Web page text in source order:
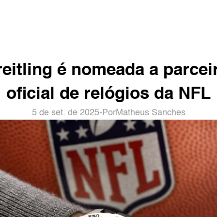
é nomeada a
oficial de relógios da NFL
5 de set. de 2025- PorMatheus Sanches